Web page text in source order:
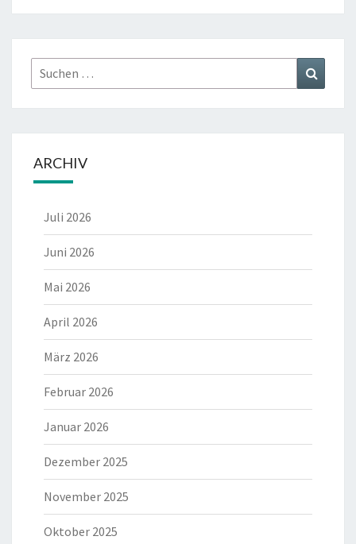
Suchen
nach:
ARCHIV
Juli 2026
Juni 2026
Mai 2026
April 2026
März 2026
Februar 2026
Januar 2026
Dezember 2025
November 2025
Oktober 2025